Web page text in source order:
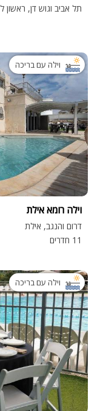
וילה עם בריכה
וילה רומא אילת
דרום והנגב, אילת
11 חדרים
וילה עם בריכה